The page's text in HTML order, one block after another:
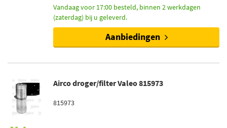
Vandaag voor 17:00 besteld, binnen 2 werkdagen
(zaterdag) bij u geleverd.
Aanbiedingen
Airco droger/filter Valeo 815973
815973